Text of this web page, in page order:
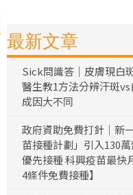
最新文章
Sick問識答｜皮膚現白
醫生教1方法分辨汗斑
成因大不同
政府資助免費打針｜新
苗接種計劃」引入130
優先接種 科興疫苗最快
4條件免費接種】